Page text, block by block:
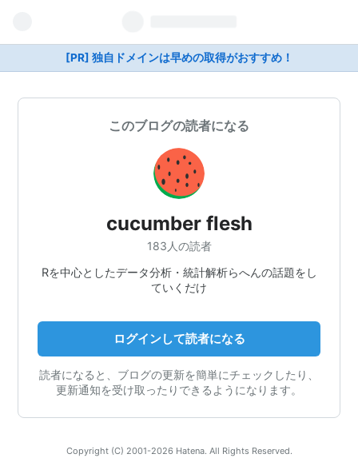
[PR] 独自ドメインは早めの取得がおすすめ！
このブログの読者になる
cucumber flesh
183人の読者
Rを中心としたデータ分析・統計解析らへんの話題をし
ていくだけ
ログインして読者になる
読者になると、ブログの更新を簡単にチェックしたり、
更新通知を受け取ったりできるようになります。
Copyright (C) 2001-2026 Hatena. All Rights Reserved.